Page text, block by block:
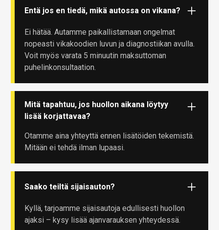
Entä jos en tiedä, mikä autossa on vikana?
Ei hätää. Autamme paikallistamaan ongelmat
nopeasti vikakoodien luvun ja diagnostiikan avulla.
Voit myös varata 5 minuutin maksuttoman
puhelinkonsultaation.
Mitä tapahtuu, jos huollon aikana löytyy
lisää korjattavaa?
Otamme aina yhteyttä ennen lisätöiden tekemistä.
Mitään ei tehdä ilman lupaasi.
Saako teiltä sijaisauton?
Kyllä, tarjoamme sijaisautoja edullisesti huollon
ajaksi – kysy lisää ajanvarauksen yhteydessä.